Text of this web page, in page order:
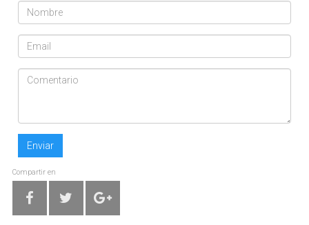
Enviar
Compartir en